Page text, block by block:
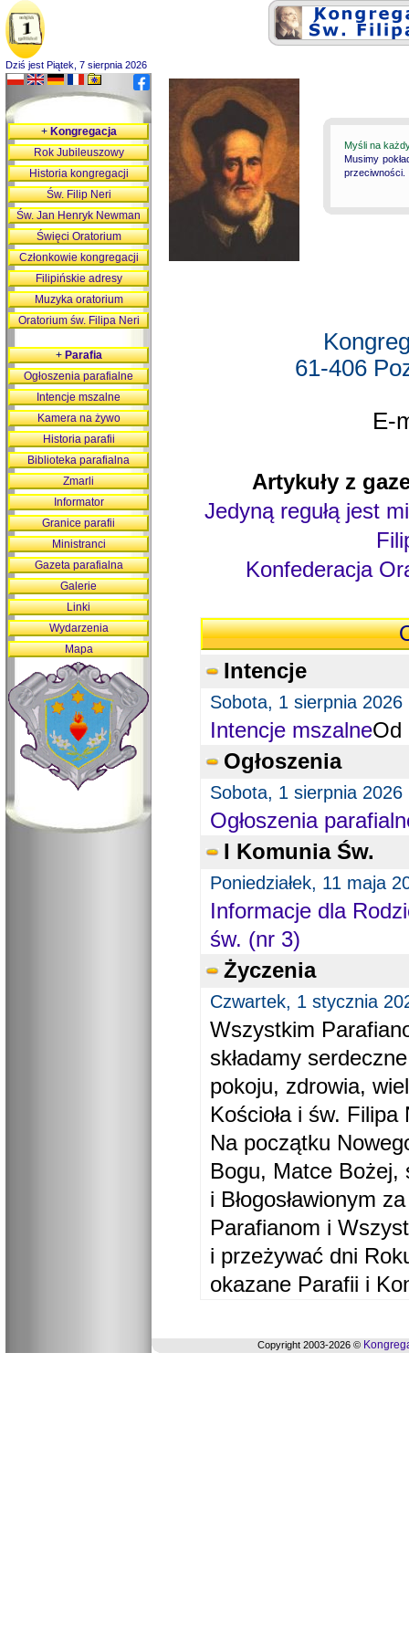
Dziś jest Piątek, 7 sierpnia 2026
Myśli na
Musimy
przeciwności.
61-406
E-
Artykuły z
Jedyną regułą jest
Konfederacja
Intencje
Sobota, 1 sierpnia 2026
Intencje mszalneOd
Ogłoszenia
Sobota, 1 sierpnia 2026
Ogłoszenia
I Komunia Św.
Poniedziałek, 11 maja
Informacje dla
św. (nr 3)
Życzenia
Czwartek, 1 stycznia
Wszystkim
składamy
pokoju, zdrowia,
Kościoła i św. Filipa
Na początku
Bogu, Matce Bożej,
i Błogosławionym
Parafianom i
i przeżywać dni
okazane Parafii i
+Kongregacja
Rok Jubileuszowy
Historia kongregacji
Św. Filip Neri
Św. Jan Henryk Newman
Święci Oratorium
Członkowie kongregacji
Filipińskie adresy
Muzyka oratorium
Oratorium św. Filipa Neri
+Parafia
Ogłoszenia parafialne
Intencje mszalne
Kamera na żywo
Historia parafii
Biblioteka parafialna
Zmarli
Informator
Granice parafii
Ministranci
Gazeta parafialna
Galerie
Linki
Wydarzenia
Mapa
Copyright 2003-2026 ©